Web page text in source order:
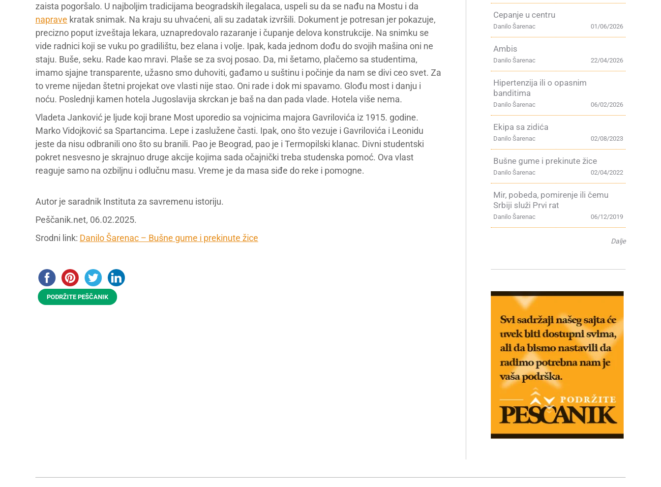
zaista pogoršalo. U najboljim tradicijama beogradskih ilegalaca, uspeli su da se nađu na Mostu i da
naprave kratak snimak. Na kraju su uhvaćeni, ali su zadatak izvršili. Dokument je potresan jer pokazuje,
precizno poput izveštaja lekara, uznapredovalo razaranje i čupanje delova konstrukcije. Na snimku se
vide radnici koji se vuku po gradilištu, bez elana i volje. Ipak, kada jednom dođu do svojih mašina oni ne
staju. Buše, seku. Rade kao mravi. Plaše se za svoj posao. Da, mi šetamo, plačemo sa studentima,
imamo sjajne transparente, užasno smo duhoviti, gađamo u suštinu i počinje da nam se divi ceo svet. Za
to vreme nijedan štetni projekat ove vlasti nije stao. Oni rade i dok mi spavamo. Glođu most i danju i
noću. Poslednji kamen hotela Jugoslavija skrckan je baš na dan pada vlade. Hotela više nema.
Vladeta Janković je ljude koji brane Most uporedio sa vojnicima majora Gavrilovića iz 1915. godine.
Marko Vidojković sa Spartancima. Lepe i zaslužene časti. Ipak, ono što vezuje i Gavrilovića i Leonidu
jeste da nisu odbranili ono što su branili. Pao je Beograd, pao je i Termopilski klanac. Divni studentski
pokret nesvesno je skrajnuo druge akcije kojima sada očajnički treba studenska pomoć. Ova vlast
reaguje samo na ozbiljnu i odlučnu masu. Vreme je da masa siđe do reke i pomogne.
Autor je saradnik Instituta za savremenu istoriju.
Peščanik.net, 06.02.2025.
Srodni link: Danilo Šarenac – Bušne gume i prekinute žice
PODRŽITE PEŠČANIK
Cepanje u centru
01/06/2026
Danilo Šarenac
Ambis
22/04/2026
Danilo Šarenac
Hipertenzija ili o opasnim
banditima
06/02/2026
Danilo Šarenac
Ekipa sa zidića
02/08/2023
Danilo Šarenac
Bušne gume i prekinute žice
02/04/2022
Danilo Šarenac
Mir, pobeda, pomirenje ili čemu
Srbiji služi Prvi rat
06/12/2019
Danilo Šarenac
Dalje